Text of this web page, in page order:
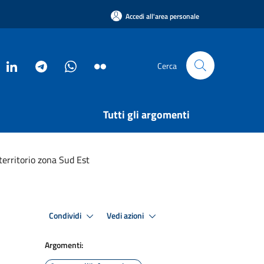
Accedi all'area personale
Cerca
Tutti gli argomenti
zona Sud Est
Condividi Vedi azioni
Argomenti: